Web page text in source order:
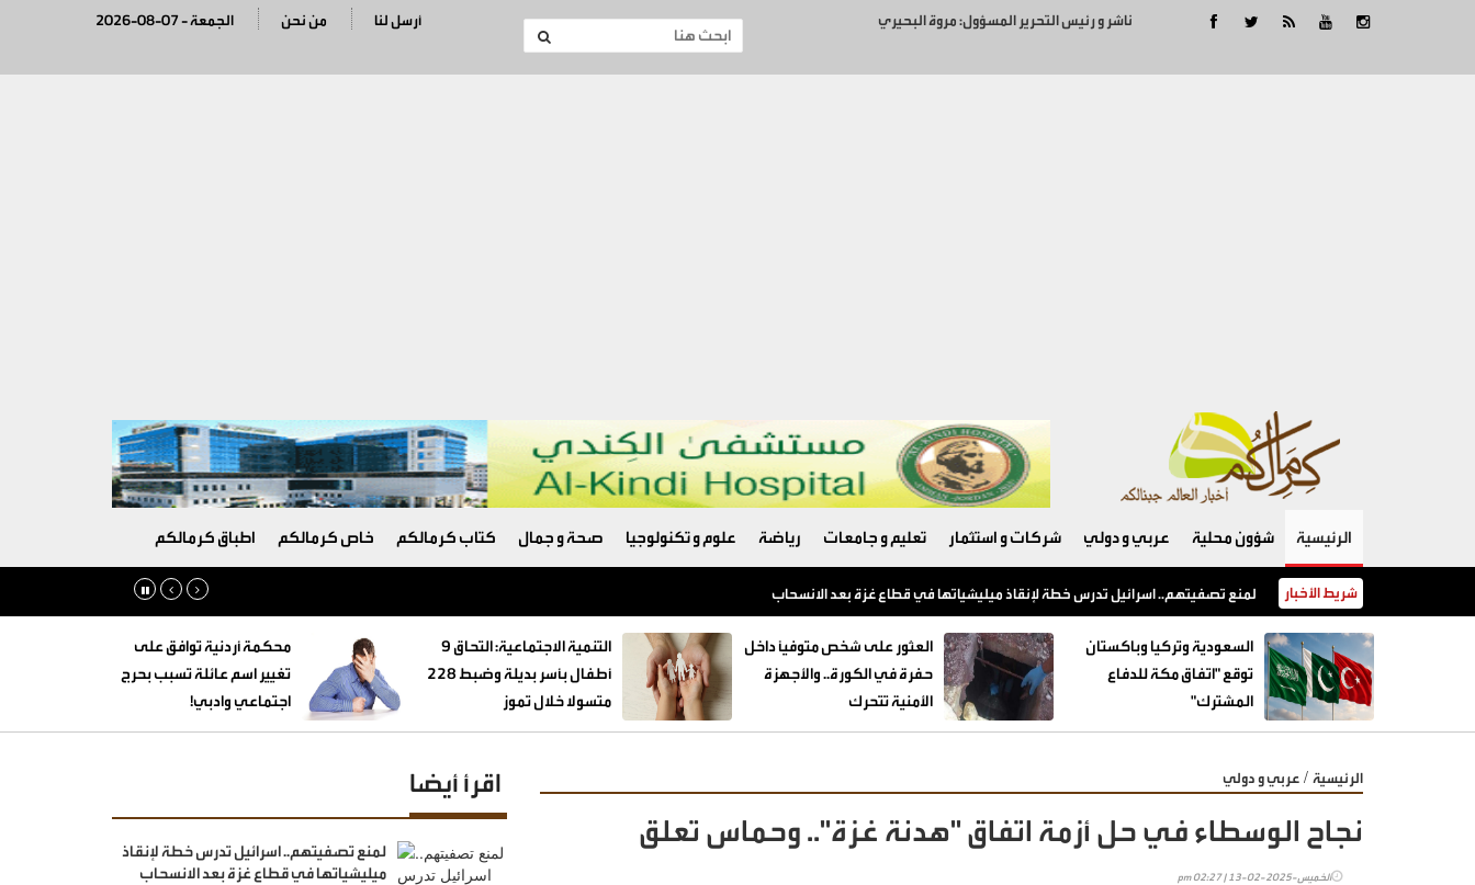
ناشر و رئيس التحرير المسؤول: مروة البحيري 2026-08-07 - الجمعة من نحن أرسل لنا
الرئيسية شؤون محلية عربي و دولي شركات و استثمار تعليم و جامعات رياضة علوم و تكنولوجيا صحة و جمال كتاب كرمالكم خاص كرمالكم اطباق كرمالكم
شريط الأخبار السعودية وتركيا وباكستان توقع "اتفاق مكة للدفاع المشترك"
السعودية وتركيا وباكستان
توقع "اتفاق مكة للدفاع
المشترك"
العثور على شخص متوفيًا داخل
حفرة في الكورة.. والأجهزة
الأمنية تتحرك
‏التنمية الاجتماعية: التحاق 9
أطفال بأسر بديلة وضبط 228
متسولا خلال تموز
محكمة أردنية توافق على
تغيير اسم عائلة تسبب بحرج
اجتماعي وادبي!
الرئيسية / عربي و دولي
نجاح الوسطاء في حل أزمة اتفاق "هدنة غزة".. وحماس تعلق
الخميس-2025-02-13 | 02:27 pm
اقرأ أيضا
لمنع تصفيتهم.. اسرائيل تدرس خطة لإنقاذ
ميليشياتها في قطاع غزة بعد الانسحاب